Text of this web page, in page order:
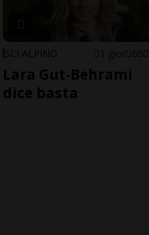
SCI ALPINO 1 gior 68
Lara Gut-Behrami
dice basta